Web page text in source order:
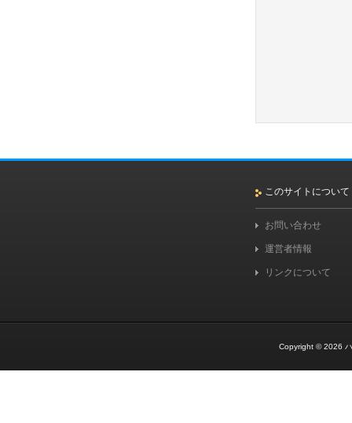
このサイトについて
お問い合わせ
運営者情報
リンクについて
Copyright © 2026